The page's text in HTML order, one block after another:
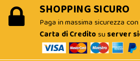
SHOPPING SICURO
Paga in massima sicurezza con
Carta di Creditosu server